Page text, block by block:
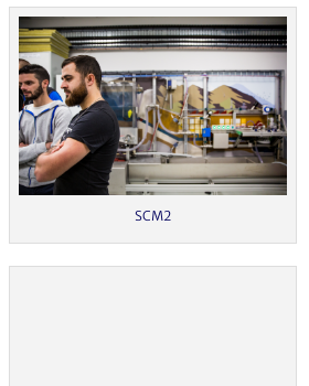
SCM2